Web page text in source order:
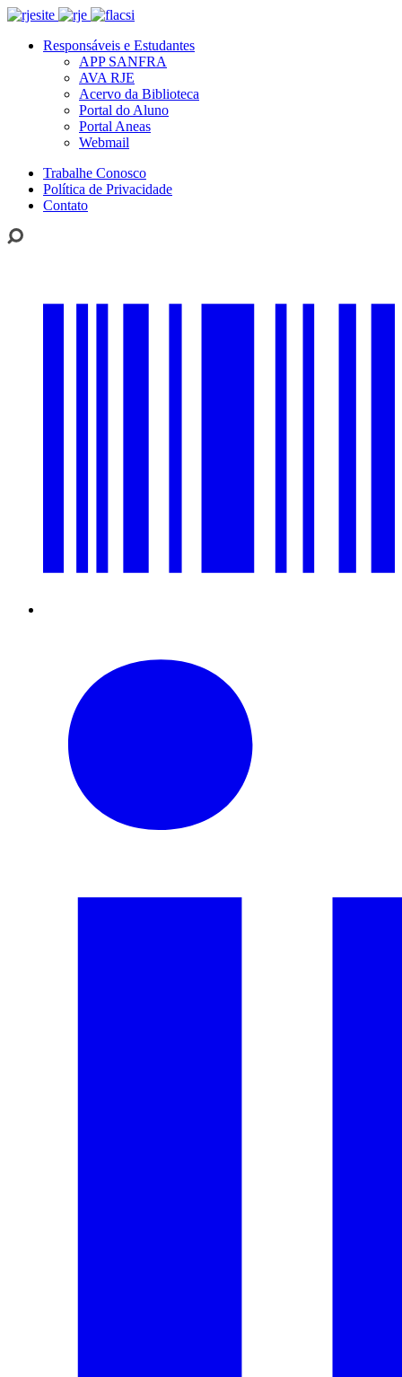
Responsáveis e Estudantes
APP SANFRA
AVA RJE
Acervo da Biblioteca
Portal do Aluno
Portal Aneas
Webmail
Trabalhe Conosco
Política de Privacidade
Contato